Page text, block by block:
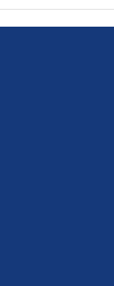
診し